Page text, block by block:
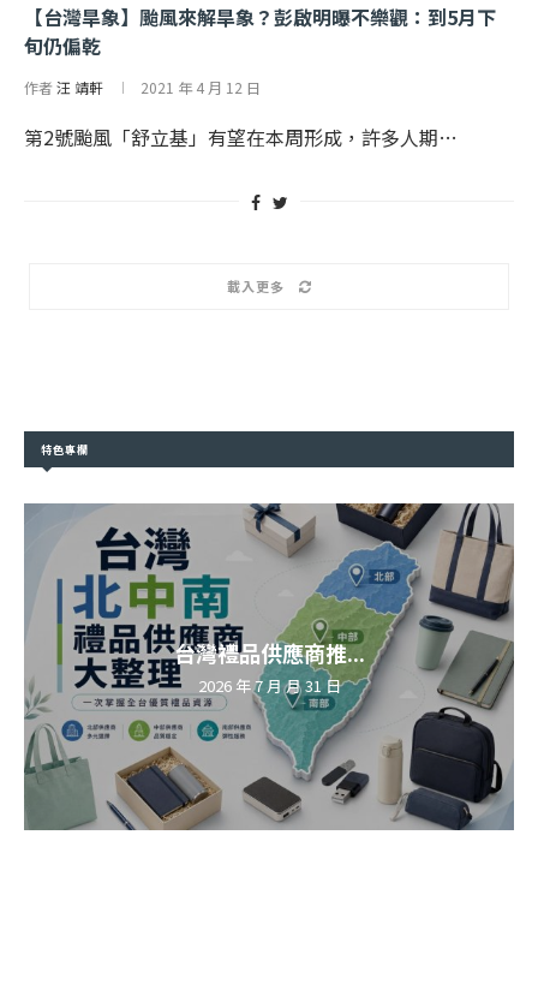
【台灣旱象】颱風來解旱象？彭啟明曝不樂觀：到5月下
旬仍偏乾
作者汪 靖軒 2021 年 4 月 12 日
第2號颱風「舒立基」有望在本周形成，許多人期…
載入更多
特色專欄
台灣禮品供應商推...
2026 年 7 月 月 31 日